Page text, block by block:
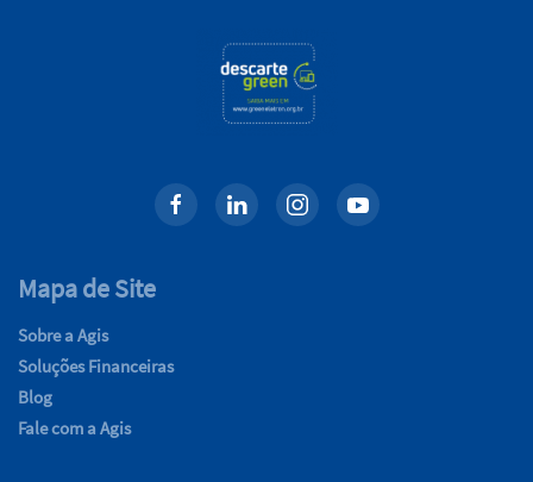
Mapa de Site
Sobre a Agis
Soluções Financeiras
Blog
Fale com a Agis